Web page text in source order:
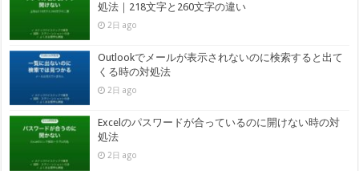
処法｜218文字と260文字の違い
2日 ago
Outlookでメールが表示されないのに検索すると出て
くる時の対処法
2日 ago
Excelのパスワードが合っているのに開けない時の対
処法
2日 ago